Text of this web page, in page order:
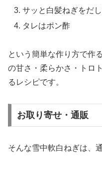
サッと白髪ねぎをだ
タレはポン酢
という簡単な作り方で作
の甘さ・柔らかさ・トロ
るレシピです。
お取り寄せ・通販
そんな雪中軟白ねぎは、